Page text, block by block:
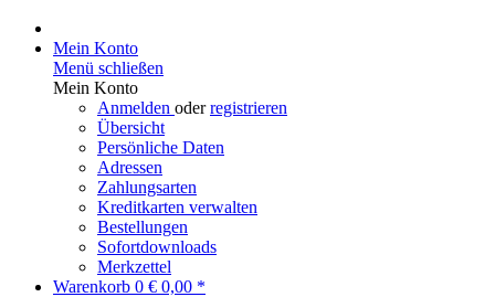
Mein Konto
Menü schließen
Mein Konto
Anmelden oderregistrieren
Übersicht
Persönliche Daten
Adressen
Zahlungsarten
Kreditkarten verwalten
Bestellungen
Sofortdownloads
Merkzettel
Warenkorb 0 € 0,00 *